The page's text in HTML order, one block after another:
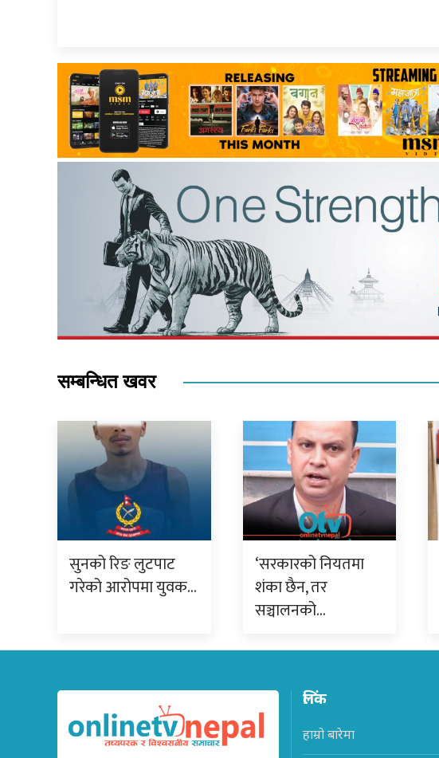
सम्बन्धित खवर
सुनको रिङ लुटपाट
गरेको आरोपमा युवक…
‘सरकारको नियतमा
शंका छैन, तर
सञ्चालनको…
लिंक
हाम्रो बारेमा